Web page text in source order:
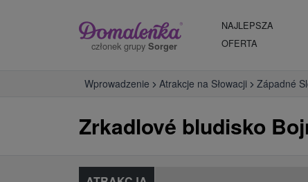
członek grupy Sorger
NAJLEPSZA
OFERTA
Wprowadzenie Atrakcje na Słowacji Západné
Zrkadlové bludisko